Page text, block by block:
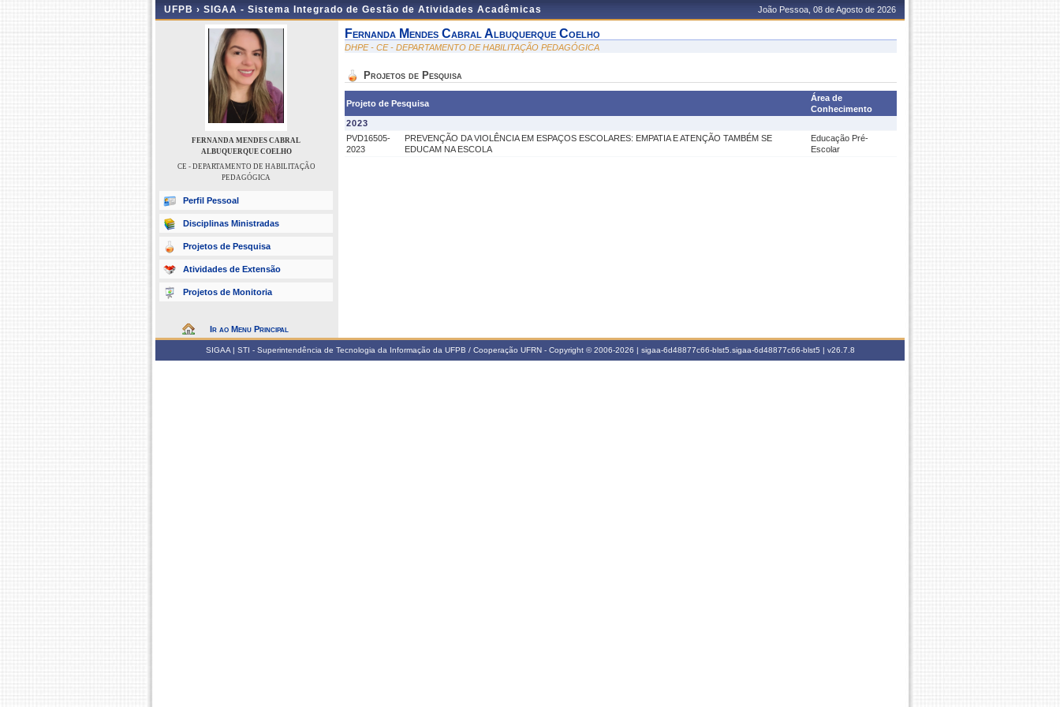
UFPB › SIGAA - Sistema Integrado de Gestão de Atividades Acadêmicas João Pessoa, 08 de Agosto de 2026
FERNANDA MENDES CABRAL
ALBUQUERQUE COELHO
CE - DEPARTAMENTO DE HABILITAÇÃO
PEDAGÓGICA
Perfil Pessoal
Disciplinas Ministradas
Projetos de Pesquisa
Atividades de Extensão
Projetos de Monitoria
Ir ao Menu Principal
Fernanda Mendes Cabral Albuquerque Coelho
DHPE - CE - DEPARTAMENTO DE HABILITAÇÃO PEDAGÓGICA
Projetos de Pesquisa
Projeto de Pesquisa
Área de
Conhecimento
2023
PVD16505-
2023
PREVENÇÃO DA VIOLÊNCIA EM ESPAÇOS ESCOLARES: EMPATIA E ATENÇÃO TAMBÉM SE
EDUCAM NA ESCOLA
Educação Pré-
Escolar
SIGAA | STI - Superintendência de Tecnologia da Informação da UFPB / Cooperação UFRN - Copyright © 2006-2026 | sigaa-6d48877c66-blst5.sigaa-6d48877c66-blst5 | v26.7.8